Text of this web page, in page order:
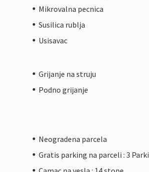
Mikrovalna pecnica
Susilica rublja
Usisavac
Grijanje na struju
Podno grijanje
Neogradena parcela
Gratis parking na parceli : 3